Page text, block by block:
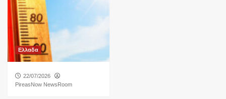
Ελλαδα
22/07/2026
PireasNow NewsRoom